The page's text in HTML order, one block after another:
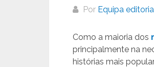
Por Equipa
Como a maioria dos
principalmente na
histórias mais